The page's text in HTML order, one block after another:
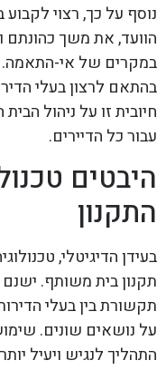
נוסף על כך, רצוי
הוועד, את משך כהונתם
במקרים של אי-התאמה.
בהתאם לרצון בעלי
חיובית זו על ניהול
עבור כל הדיירים.
היבטים
התקנון
בעידן הדיגיטלי,
תקנון בית משותף.
תקשורת בין בעלי
על נושאים שונים.
התהליך לנגיש ויעיל יותר.